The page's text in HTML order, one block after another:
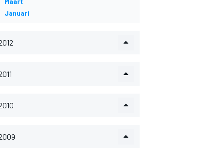
Januari